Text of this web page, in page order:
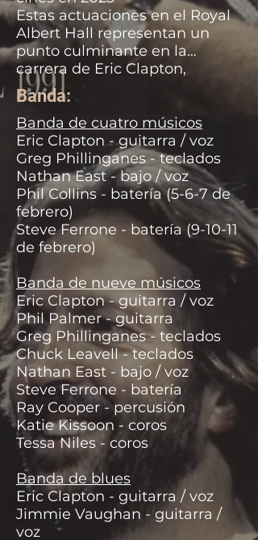
Estas actuaciones en el Royal
Albert Hall representan un
punto culminante en la
carrera de Eric Clapton,
mostrando su maestría en
diversos estilos musicales y su
capacidad para colaborar con
otros grandes músicos.
Banda:
Banda de cuatro músicos
Eric Clapton - guitarra / voz
Greg Phillinganes - teclados
Nathan East - bajo / voz
Phil Collins - batería (5-6-7 de
febrero)
Steve Ferrone - batería (9-10-11
de febrero)
Banda de nueve músicos
Eric Clapton - guitarra / voz
Phil Palmer - guitarra
Greg Phillinganes - teclados
Chuck Leavell - teclados
Nathan East - bajo / voz
Steve Ferrone - batería
Ray Cooper - percusión
Katie Kissoon - coros
Tessa Niles - coros
Banda de blues
Eric Clapton - guitarra / voz
Jimmie Vaughan - guitarra /
voz